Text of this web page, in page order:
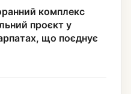
комплекс
проєкт у
що поєднує